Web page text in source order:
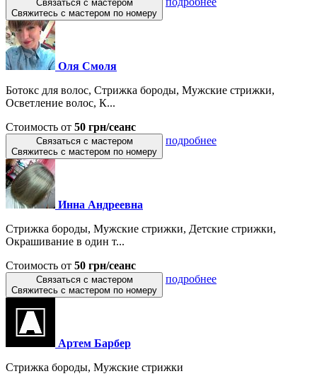
Связаться с мастером
Свяжитесь с мастером по номеру
Оля Смоля
Ботокс для волос, Стрижка бороды, Мужские стрижки,
Осветление волос, К...
Стоимость от 50 грн/сеанс
Связаться с мастером
Свяжитесь с мастером по номеру
подробнее
Инна Андреевна
Стрижка бороды, Мужские стрижки, Детские стрижки,
Окрашивание в один т...
Стоимость от 50 грн/сеанс
Связаться с мастером
Свяжитесь с мастером по номеру
подробнее
Артем Барбер
Стрижка бороды, Мужские стрижки